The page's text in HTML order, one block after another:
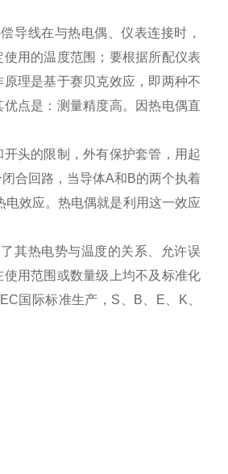
导线在与热电偶、仪表连接时，
用的温度范围；要根据所配仪表
理是基于赛贝克效应，即两种不
点是：测量精度高。因热电偶直
头的限制，外有保护套管，用起
合回路，当导体A和B的两个执着
效应。热电偶就是利用这一效应
其热电势与温度的关系、允许误
用范围或数量级上均不及标准化
国际标准生产，S、B、E、K、